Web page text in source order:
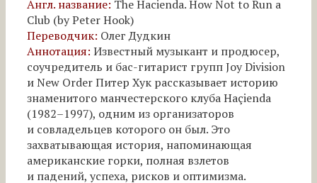
Англ. название: The Hacienda. How Not to Run a
Club (by Peter Hook)
Переводчик: Олег Дудкин
Аннотация: Известный музыкант и продюсер,
соучредитель и бас-гитарист групп Joy Division
и New Order Питер Хук рассказывает историю
знаменитого манчестерского клуба Haçienda
(1982–1997), одним из организаторов
и совладельцев которого он был. Это
захватывающая история, напоминающая
американские горки, полная взлетов
и падений, успеха, рисков и оптимизма.